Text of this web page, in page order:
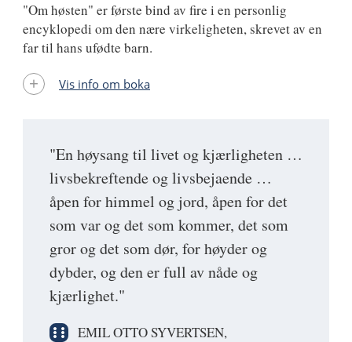
"En høysang til livet og kjærligheten …
livsbekreftende og livsbejaende …
åpen for himmel og jord, åpen for det
som var og det som kommer, det som
gror og det som dør, for høyder og
dybder, og den er full av nåde og
kjærlighet."
EMIL OTTO SYVERTSEN,
"Om høsten" er første bind av fire i en personlig
encyklopedi om den nære virkeligheten, skrevet av en
far til hans ufødte barn.
Vis info om boka